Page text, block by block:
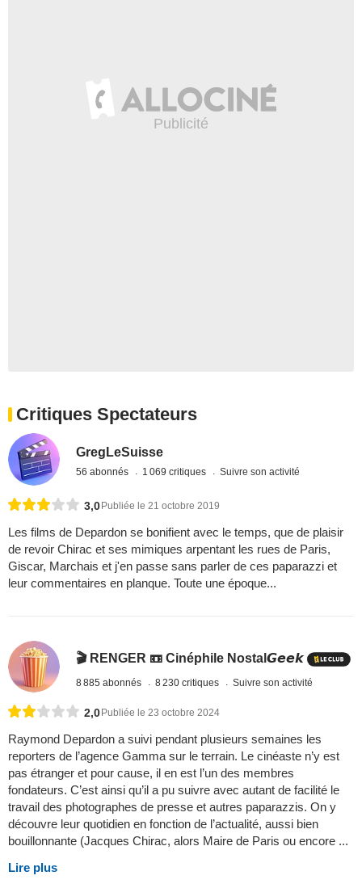
Critiques Spectateurs
GregLeSuisse
56 abonnés 1 069 critiques Suivre son activité
3,0Publiée le 21 octobre 2019
Les films de Depardon se bonifient avec le temps, que de plaisir
de revoir Chirac et ses mimiques arpentant les rues de Paris,
Giscar, Marchais et j'en passe sans parler de ces paparazzi et
leur commentaires en planque. Toute une époque...
🎬 RENGER 📼 Cinéphile Nostal𝙂𝙚𝙚𝙠
8 885 abonnés 8 230 critiques Suivre son activité
2,0 Publiée le 23 octobre 2024
Raymond Depardon a suivi pendant plusieurs semaines les
reporters de l’agence Gamma sur le terrain. Le cinéaste n’y est
pas étranger et pour cause, il en est l’un des membres
fondateurs. C’est ainsi qu’il a pu suivre avec autant de facilité le
travail des photographes de presse et autres paparazzis. On y
découvre leur quotidien en fonction de l’actualité, aussi bien
bouillonnante (Jacques Chirac, alors Maire de Paris ou encore ...
Lire plus